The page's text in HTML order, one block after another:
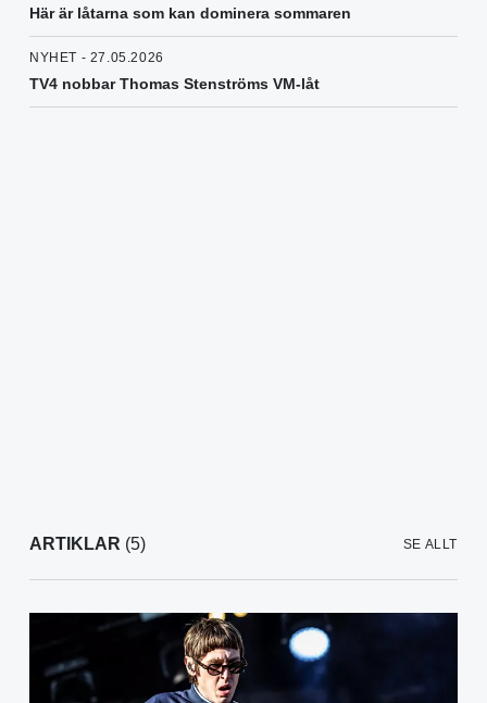
Här är låtarna som kan dominera sommaren
NYHET - 27.05.2026
TV4 nobbar Thomas Stenströms VM-låt
ARTIKLAR (5) SE ALLT